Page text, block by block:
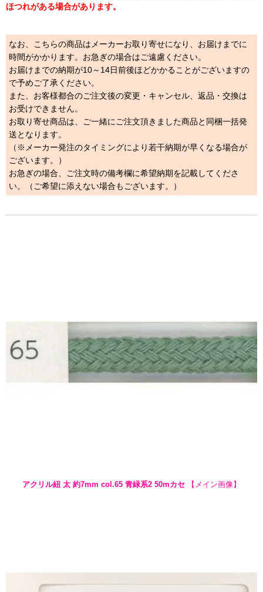
ほつれがある場合があります。
なお、こちらの商品はメーカーお取り寄せになり、お届けまでに
時間がかかります。お急ぎの場合はご遠慮ください。
お届けまでの納期が10～14日前後ほどかかることがございますの
で予めご了承ください。
また、お客様都合のご注文後の変更・キャンセル、返品・交換は
お受けできません。
お取り寄せ商品は、ご一緒にご注文頂きました商品と同梱一括発
送となります。
（※メーカー発注のタイミングにより若干納期が早くなる場合が
ございます。）
お急ぎの場合、ご注文時の備考欄に希望納期を記載してくださ
い。（ご希望に添えない場合もございます。）
アクリル紐 太 約7mm col.65 青緑系2 50mカセ 【メイン画像】